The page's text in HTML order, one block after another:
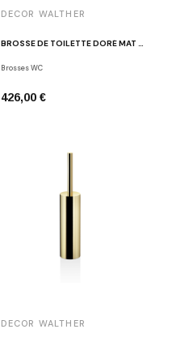
DECOR WALTHER
BROSSE DE TOILETTE DORÉ MAT BAR SBG
Brosses WC
426,00 €
DECOR WALTHER